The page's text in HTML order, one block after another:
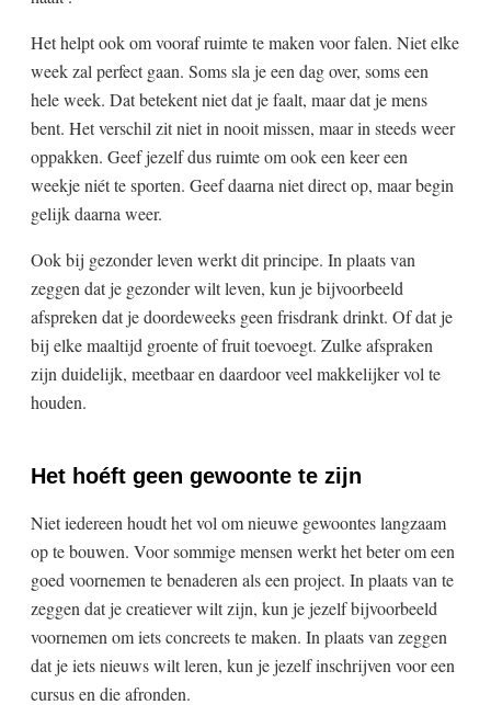
Het helpt ook om vooraf ruimte te maken voor falen. Niet elke
week zal perfect gaan. Soms sla je een dag over, soms een
hele week. Dat betekent niet dat je faalt, maar dat je mens
bent. Het verschil zit niet in nooit missen, maar in steeds weer
oppakken. Geef jezelf dus ruimte om ook een keer een
weekje niét te sporten. Geef daarna niet direct op, maar begin
gelijk daarna weer.
Ook bij gezonder leven werkt dit principe. In plaats van
zeggen dat je gezonder wilt leven, kun je bijvoorbeeld
afspreken dat je doordeweeks geen frisdrank drinkt. Of dat je
bij elke maaltijd groente of fruit toevoegt. Zulke afspraken
zijn duidelijk, meetbaar en daardoor veel makkelijker vol te
houden.
Het hoéft geen gewoonte te zijn
Niet iedereen houdt het vol om nieuwe gewoontes langzaam
op te bouwen. Voor sommige mensen werkt het beter om een
goed voornemen te benaderen als een project. In plaats van te
zeggen dat je creatiever wilt zijn, kun je jezelf bijvoorbeeld
voornemen om iets concreets te maken. In plaats van zeggen
dat je iets nieuws wilt leren, kun je jezelf inschrijven voor een
cursus en die afronden.